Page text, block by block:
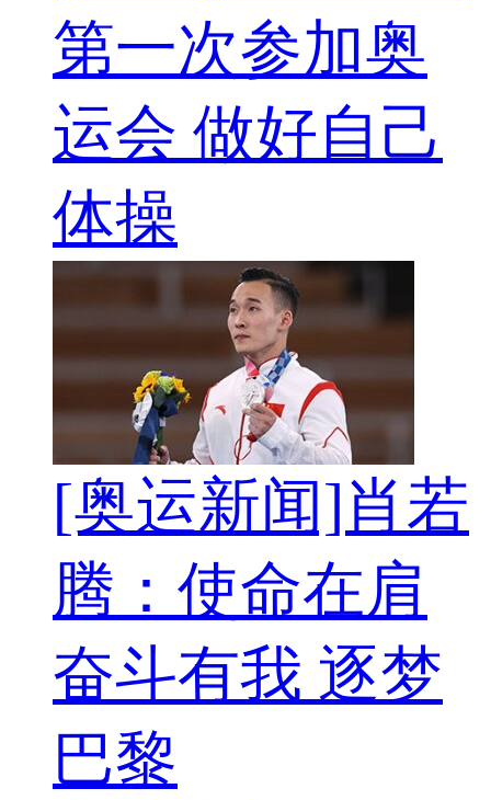
第一次参加奥
运会 做好自己
体操
[奥运新闻]肖若
腾：使命在肩
奋斗有我 逐梦
巴黎